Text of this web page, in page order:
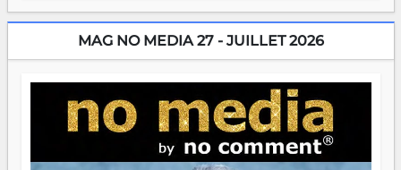
dorment vraiment la nuit. En culture, les nouvelles sont
encore meilleures. Aina Rasamoelina vient de décrocher le
Prix RFI Instrumental Afrique. Miangaly Elia rafle le Prix
jeunes qui tiennent la torche. Alors oui, on pourrait
s'arrêter là, applaudir et rentrer chez soi satisfait. Mais ce
serait passer à côté d'une chose essentielle. La fougue, ça
brûle fort — et parfois, ça brûle vite. Une flamme sans
direction peut éclairer autant qu'elle peut consumer. C'est
là que les aînés entrent en scène — pas pour reprendre le
MAG NO MEDIA 27 - JUILLET 2026